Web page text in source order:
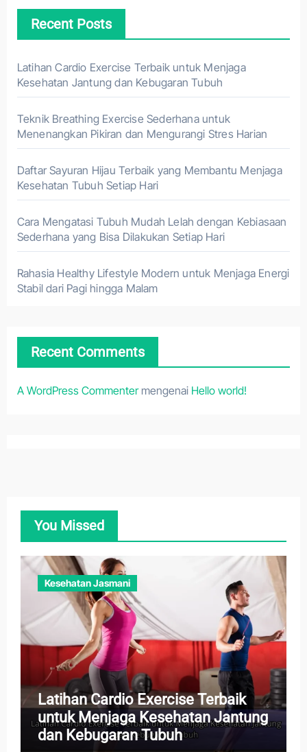
Recent Posts
Latihan Cardio Exercise Terbaik untuk Menjaga
Kesehatan Jantung dan Kebugaran Tubuh
Teknik Breathing Exercise Sederhana untuk
Menenangkan Pikiran dan Mengurangi Stres Harian
Daftar Sayuran Hijau Terbaik yang Membantu Menjaga
Kesehatan Tubuh Setiap Hari
Cara Mengatasi Tubuh Mudah Lelah dengan Kebiasaan
Sederhana yang Bisa Dilakukan Setiap Hari
Rahasia Healthy Lifestyle Modern untuk Menjaga Energi
Stabil dari Pagi hingga Malam
Recent Comments
A WordPress Commentermengenai Hello world!
You Missed
Kesehatan Jasmani
Latihan Cardio Exercise Terbaik
untuk Menjaga Kesehatan Jantung
dan Kebugaran Tubuh